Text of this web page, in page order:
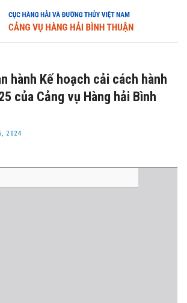
hành Kế hoạch cải cách hành
của Cảng vụ Hàng hải Bình
2024